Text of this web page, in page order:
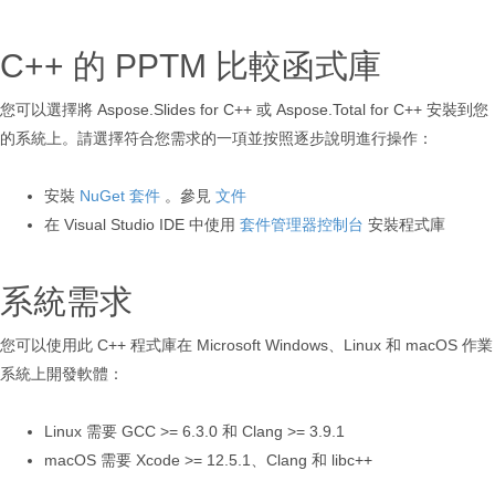
C++ 的 PPTM 比較函式庫
您可以選擇將 Aspose.Slides for C++ 或 Aspose.Total for C++ 安裝到您
的系統上。請選擇符合您需求的一項並按照逐步說明進行操作：
安裝 NuGet 套件 。參見 文件
在 Visual Studio IDE 中使用 套件管理器控制台 安裝程式庫
系統需求
您可以使用此 C++ 程式庫在 Microsoft Windows、Linux 和 macOS 作業
系統上開發軟體：
Linux 需要 GCC >= 6.3.0 和 Clang >= 3.9.1
macOS 需要 Xcode >= 12.5.1、Clang 和 libc++